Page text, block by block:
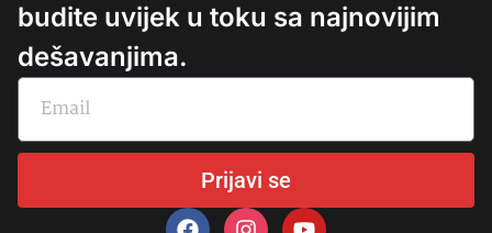
budite uvijek u toku sa najnovijim
dešavanjima.
Prijavi se